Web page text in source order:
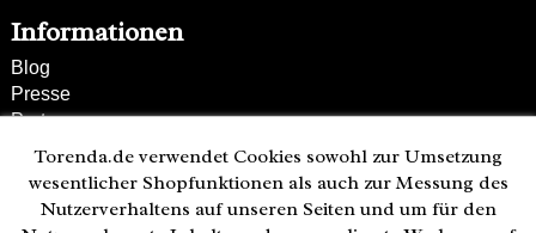
Informationen
Blog
Presse
Partner
Versand und Zahlung
Bestellung wiederrufen
Kunden-Hotline
Torenda.de verwendet Cookies sowohl zur Umsetzung
wesentlicher Shopfunktionen als auch zur Messung des
Nutzerverhaltens auf unseren Seiten und um für den